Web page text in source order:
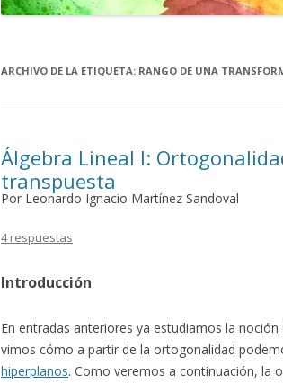
ARCHIVO DE LA ETIQUETA: RANGO DE UNA
Álgebra Lineal I:
transpuesta
Por Leonardo Ignacio Martínez Sandoval
4 respuestas
Introducción
En entradas anteriores ya estudiamos la noción
vimos cómo a partir de la ortogonalidad
hiperplanos. Como veremos a continuación, la